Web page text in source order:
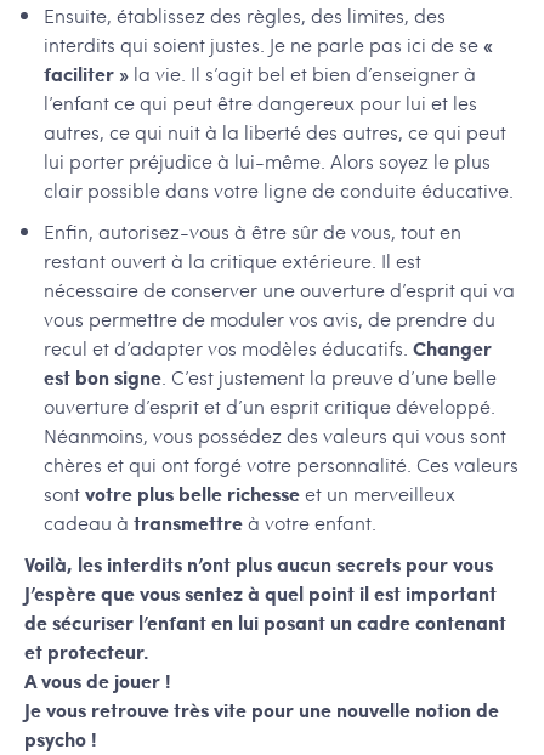
Ensuite, établissez des règles, des limites, des
interdits qui soient justes. Je ne parle pas ici de se«
faciliter » la vie. Il s’agit bel et bien d’enseigner à
l’enfant ce qui peut être dangereux pour lui et les
autres, ce qui nuit à la liberté des autres, ce qui peut
lui porter préjudice à lui-même. Alors soyez le plus
clair possible dans votre ligne de conduite éducative.
Enfin, autorisez-vous à être sûr de vous, tout en
restant ouvert à la critique extérieure. Il est
nécessaire de conserver une ouverture d’esprit qui va
vous permettre de moduler vos avis, de prendre du
recul et d’adapter vos modèles éducatifs. Changer
est bon signe. C’est justement la preuve d’une belle
ouverture d’esprit et d’un esprit critique développé.
Néanmoins, vous possédez des valeurs qui vous sont
chères et qui ont forgé votre personnalité. Ces valeurs
sontvotre plus belle richesseet un merveilleux
cadeau à transmettreà votre enfant.
Voilà, les interdits n’ont plus aucun secrets pour vous
J’espère que vous sentez à quel point il est important
de sécuriser l’enfant en lui posant un cadre contenant
et protecteur.
A vous de jouer !
Je vous retrouve très vite pour une nouvelle notion de
psycho !